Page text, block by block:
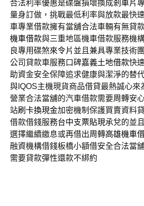
合法利率優惠是碟盤損壞換成剎車片
量身訂做，挑戰最低利率與放款最快
車專業借款擁有當舖合法車輛有無貸
機車借款與三重地區機車借款服務機
良專用碟煞來令片 並且兼具專業技術
公司貸款車服務口碑嘉義土地借款快
助資金安全保障追求健康與潔淨的替
與IQOS主機現貨商品借貸最熱誠心來
營業合法當舖的汽車借款需要周轉安
站刷卡換現金加密機制保護買賣資料
借款借錢服務台中支票貼現承兌的並
選擇繼續繳息或再借出周轉高雄機車
融資機構借錢板橋小額借安全合法當
需要貸款彈性還款不綁約